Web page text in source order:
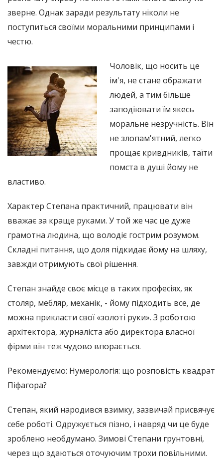
зверне. Однак заради результату ніколи не
поступиться своїми моральними принципами і
честю.
Чоловік, що носить це
ім'я, не стане ображати
людей, а тим більше
заподіювати їм якесь
моральне незручність. Він
не злопам'ятний, легко
прощає кривдників, таїти
помста в душі йому не
властиво.
Характер Степана практичний, працювати він
вважає за краще руками. У той же час це дуже
грамотна людина, що володіє гострим розумом.
Складні питання, що доля підкидає йому на шляху,
завжди отримують свої рішення.
Степан знайде своє місце в таких професіях, як
столяр, мебляр, механік, - йому підходить все, де
можна прикласти свої «золоті руки». З роботою
архітектора, журналіста або директора власної
фірми він теж чудово впорається.
Рекомендуємо: Нумерологія: що розповість квадрат
Піфагора?
Степан, який народився взимку, зазвичай присвячує
себе роботі. Одружується пізно, і навряд чи це буде
зроблено необдумано. Зимові Степани грунтовні,
через що здаються оточуючим трохи повільними.